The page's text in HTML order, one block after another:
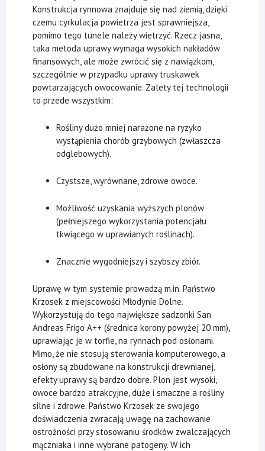
Konstrukcja rynnowa znajduje się nad ziemią, dzięki
czemu cyrkulacja powietrza jest sprawniejsza,
pomimo tego tunele należy wietrzyć. Rzecz jasna,
taka metoda uprawy wymaga wysokich nakładów
finansowych, ale może zwrócić się z nawiązkom,
szczególnie w przypadku uprawy truskawek
powtarzających owocowanie. Zalety tej technologii
to przede wszystkim:
Rośliny dużo mniej narażone na ryzyko
wystąpienia chorób grzybowych (zwłaszcza
odglebowych).
Czystsze, wyrównane, zdrowe owoce.
Możliwość uzyskania wyższych plonów
(pełniejszego wykorzystania potencjału
tkwiącego w uprawianych roślinach).
Znacznie wygodniejszy i szybszy zbiór.
Uprawę w tym systemie prowadzą m.in. Państwo
Krzosek z miejscowości Młodynie Dolne.
Wykorzystują do tego największe sadzonki San
Andreas Frigo A++ (średnica korony powyżej 20 mm),
uprawiając je w torfie, na rynnach pod osłonami.
Mimo, że nie stosują sterowania komputerowego, a
osłony są zbudowane na konstrukcji drewnianej,
efekty uprawy są bardzo dobre. Plon jest wysoki,
owoce bardzo atrakcyjne, duże i smaczne a rośliny
silne i zdrowe. Państwo Krzosek ze swojego
doświadczenia zwracają uwagę na zachowanie
ostrożności przy stosowaniu środków zwalczających
mączniaka i inne wybrane patogeny. W ich